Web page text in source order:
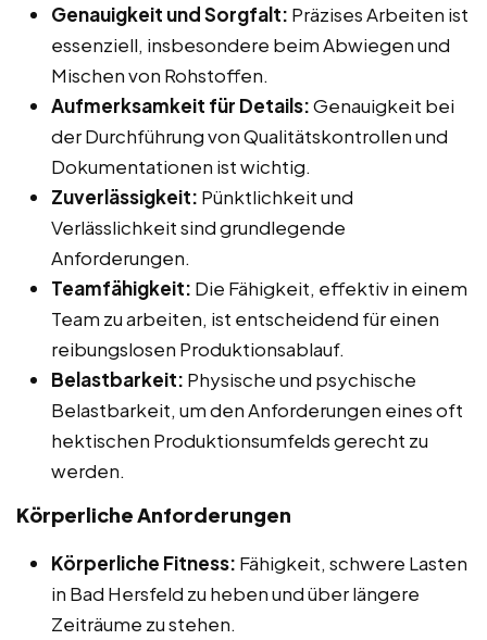
Genauigkeit und Sorgfalt: Präzises Arbeiten ist
essenziell, insbesondere beim Abwiegen und
Mischen von Rohstoffen.
Aufmerksamkeit für Details:Genauigkeit bei
der Durchführung von Qualitätskontrollen und
Dokumentationen ist wichtig.
Zuverlässigkeit: Pünktlichkeit und
Verlässlichkeit sind grundlegende
Anforderungen.
Teamfähigkeit: Die Fähigkeit, effektiv in einem
Team zu arbeiten, ist entscheidend für einen
reibungslosen Produktionsablauf.
Belastbarkeit: Physische und psychische
Belastbarkeit, um den Anforderungen eines oft
hektischen Produktionsumfelds gerecht zu
werden.
Körperliche Anforderungen
Körperliche Fitness: Fähigkeit, schwere Lasten
in Bad Hersfeld zu heben und über längere
Zeiträume zu stehen.